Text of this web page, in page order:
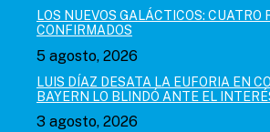
LOS NUEVOS GALÁCTICOS: CUATRO
CONFIRMADOS
5 agosto, 2026
LUIS DÍAZ DESATA LA EUFORIA EN
BAYERN LO BLINDÓ ANTE EL
3 agosto, 2026